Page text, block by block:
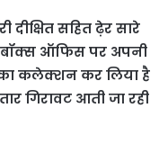
सहित ढ़ेर सारे
बॉक्स ऑफिस पर अपनी
कलेक्शन कर लिया है
गिरावट आती जा रही